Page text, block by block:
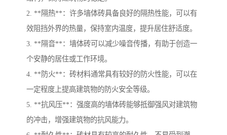
2. **隔热**：许多墙体砖具备良好的隔热性能，可以有
效阻挡外界的热量，保持室内温度，提升居住舒适度。
3. **隔音**：墙体砖可以减少噪音传播，有助于创造一
个安静的居住或工作环境。
4. **防火**：砖材料通常具有较好的防火性能，可以在
一定程度上提高建筑物的防火安全等级。
5. **抗风压**：强度高的墙体砖能够抵御强风对建筑物
的冲击，增强建筑物的抗风能力。